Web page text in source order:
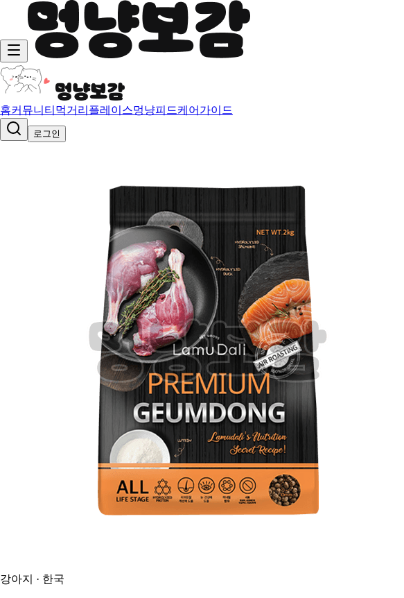
홈커뮤니티 먹거리 플레이스멍냥피드케어가이드
로그인
강아지 · 한국